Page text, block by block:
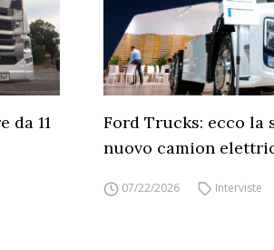
da 11
Ford Trucks: ecco la
nuovo camion
07/22/2026 Interviste